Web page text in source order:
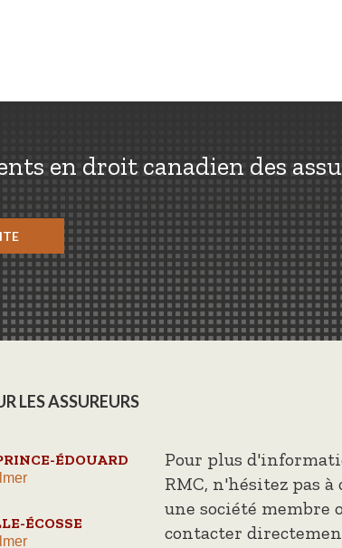
en droit canadien des
LES ASSUREURS
ÉDOUARD
ÉCOSSE
Pour plus
RMC, n'hésitez pas à
une société membre
contacter